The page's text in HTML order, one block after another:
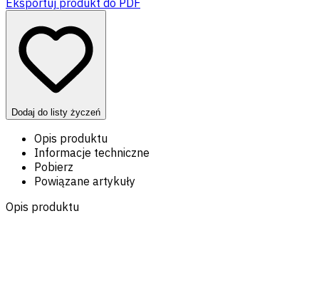
Dodaj do listy życzeń
Opis produktu
Informacje techniczne
Pobierz
Powiązane artykuły
Opis produktu